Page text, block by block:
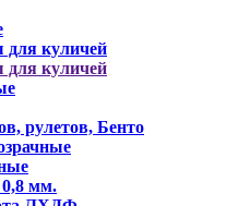
куличей
куличей
рулетов, Бенто
мм.